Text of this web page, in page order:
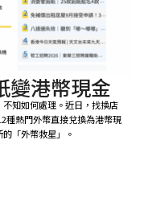
變港幣現金
知如何處理。近日，找換店
種熱門外幣直接兌換為港幣現
「外幣救星」。